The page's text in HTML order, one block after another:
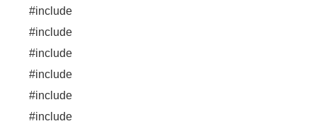
#include
#include
#include
#include
#include
#include